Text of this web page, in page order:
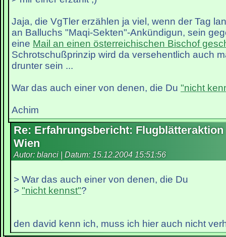
Jaja, die VgTler erzählen ja viel, wenn der Tag
an Balluchs "Maqi-Sekten"-Ankündigun, sein
eine Mail an einen österreichischen Bischof
Schrotschußprinzip wird da versehentlich auch
drunter sein ...
War das auch einer von denen, die Du "nicht
Achim
Re: Erfahrungsbericht: Flugblätteraktion
Wien
Autor: blanci | Datum: 15.12.2004 15:51:56
> War das auch einer von denen, die Du
> "nicht kennst"?
den david kenn ich, muss ich hier auch nicht